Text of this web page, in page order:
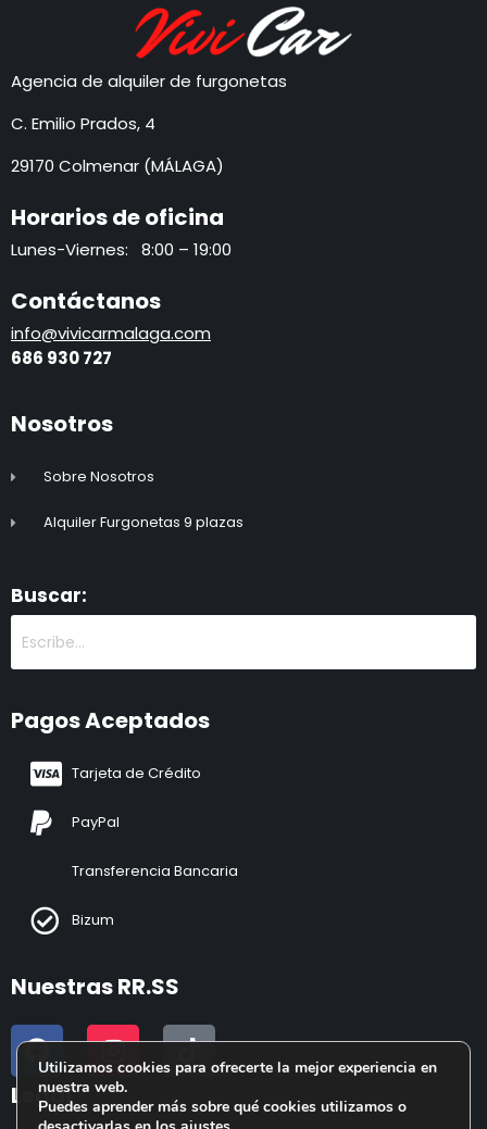
Agencia de alquiler de furgonetas
C. Emilio Prados, 4
29170 Colmenar (MÁLAGA)
Horarios de oficina
Lunes-Viernes: 8:00 – 19:00
Contáctanos
info@vivicarmalaga.com
686 930 727
Nosotros
Sobre Nosotros
Alquiler Furgonetas 9 plazas
Buscar:
Pagos Aceptados
Tarjeta de Crédito
PayPal
Transferencia Bancaria
Bizum
Nuestras RR.SS
Legal
Utilizamos cookies para ofrecerte la mejor experiencia en
nuestra web.
Puedes aprender más sobre qué cookies utilizamos o